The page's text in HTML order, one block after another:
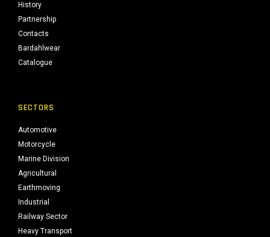
History
Partnership
Contacts
Bardahlwear
Catalogue
SECTORS
Automotive
Motorcycle
Marine Division
Agricultural
Earthmoving
Industrial
Railway Sector
Heavy Transport